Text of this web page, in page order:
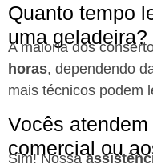
Quanto tempo
uma geladeira?
A maioria dos
horas, dependendo
mais técnicos podem
Vocês
comercial ou
Sim! Nossa